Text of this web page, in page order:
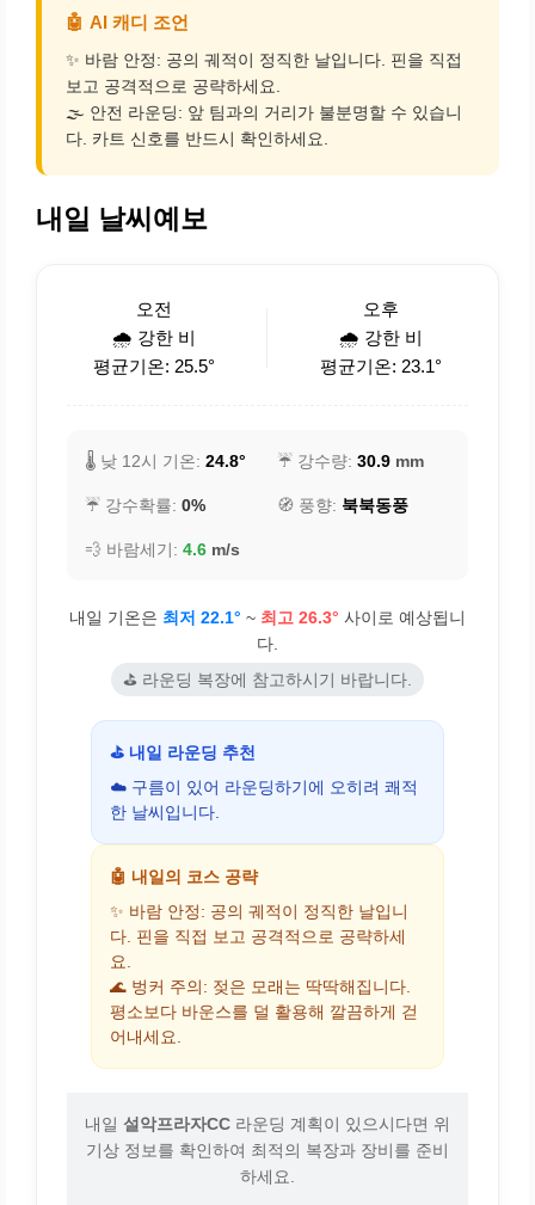
🤖 AI 캐디 조언
✨ 바람 안정: 공의 궤적이 정직한 날입니다. 핀을 직접
보고 공격적으로 공략하세요.
🌫️ 안전 라운딩: 앞 팀과의 거리가 불분명할 수 있습니
다. 카트 신호를 반드시 확인하세요.
내일 날씨예보
오전
🌧️ 강한 비
평균기온: 25.5°
오후
🌧️ 강한 비
평균기온: 23.1°
🌡️ 낮 12시 기온: 24.8° ☔ 강수량: 30.9 mm
☔ 강수확률: 0% 🧭 풍향: 북북동풍
💨 바람세기: 4.6 m/s
내일 기온은 최저 22.1° ~ 최고 26.3° 사이로 예상됩니
다.
⛳ 라운딩 복장에 참고하시기 바랍니다.
⛳ 내일 라운딩 추천
☁️ 구름이 있어 라운딩하기에 오히려 쾌적
한 날씨입니다.
🤖 내일의 코스 공략
✨ 바람 안정: 공의 궤적이 정직한 날입니
다. 핀을 직접 보고 공격적으로 공략하세
요.
🌊 벙커 주의: 젖은 모래는 딱딱해집니다.
평소보다 바운스를 덜 활용해 깔끔하게 걷
어내세요.
내일 설악프라자CC 라운딩 계획이 있으시다면 위
기상 정보를 확인하여 최적의 복장과 장비를 준비
하세요.